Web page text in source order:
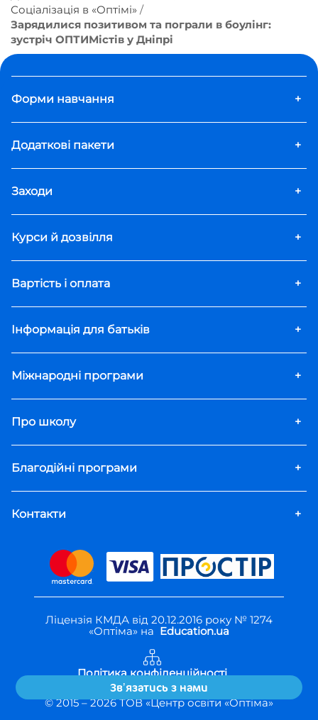
Соціалізація в «Оптімі»
Зарядилися позитивом та пограли в боулінг:
зустріч ОПТИМістів у Дніпрі
Форми навчання +
Додаткові пакети +
Заходи +
Курси й дозвілля +
Вартість і оплата +
Інформація для батьків +
Міжнародні програми +
Про школу +
Благодійні програми +
Контакти +
Ліцензія КМДА від 20.12.2016 року № 1274
«Оптіма» на Education.ua
Політика конфіденційності
Правила користування
© 2015 – 2026 ТОВ «Центр освіти «Оптіма»
Звʼязатись з нами